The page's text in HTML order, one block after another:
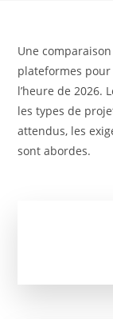
Une
plateformes
l’heure de 2026.
les types de
attendus, les
sont abordes.